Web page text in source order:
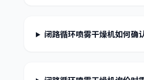
闭路循环喷雾干燥机如何确